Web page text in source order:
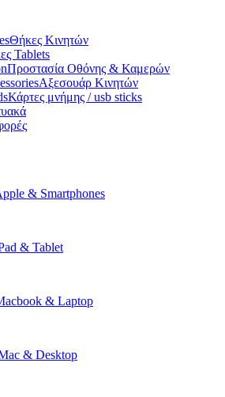
Θήκες Κινητών
Tablets
Προστασία Οθόνης & Καμερών
Αξεσουάρ Κινητών
Κάρτες μνήμης / usb sticks
& Smartphones
& Tablet
& Laptop
& Desktop